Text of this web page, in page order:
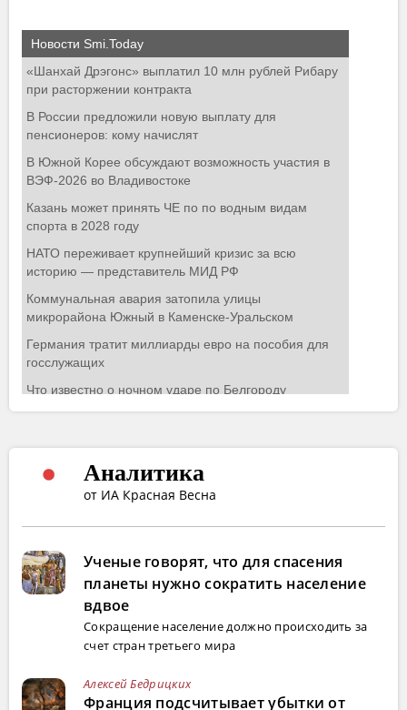
Аналитика
от ИА Красная Весна
Ученые говорят, что для спасения
планеты нужно сократить население
вдвое
Сокращение население должно происходить за
счет стран третьего мира
Алексей Бедрицких
Франция подсчитывает убытки от